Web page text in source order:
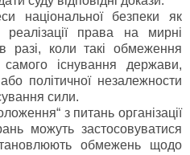
національної безпеки як
права на мирні
коли такі обмеження
існування держави,
політичної незалежности
сили.
з питань організації
можуть застосовуватися
обмежень щодо